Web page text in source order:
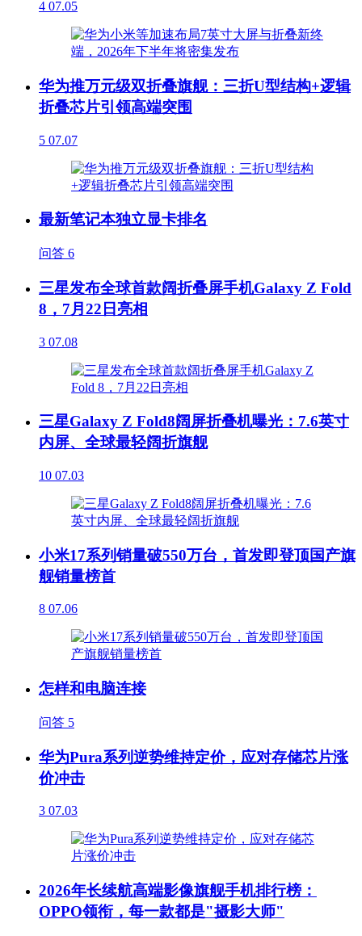
4 07.05
华为推万元级双折叠旗舰：三折U型结构+逻辑
折叠芯片引领高端突围
5 07.07
最新笔记本独立显卡排名
问答 6
三星发布全球首款阔折叠屏手机Galaxy Z Fold
8，7月22日亮相
3 07.08
三星Galaxy Z Fold8阔屏折叠机曝光：7.6英寸
内屏、全球最轻阔折旗舰
10 07.03
小米17系列销量破550万台，首发即登顶国产旗
舰销量榜首
8 07.06
怎样和电脑连接
问答 5
华为Pura系列逆势维持定价，应对存储芯片涨
价冲击
3 07.03
2026年长续航高端影像旗舰手机排行榜：
OPPO领衔，每一款都是"摄影大师"